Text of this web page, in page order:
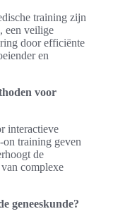
training zijn
een veilige
door efficiënte
en
voor
interactieve
on training geven
de
complexe
geneeskunde?